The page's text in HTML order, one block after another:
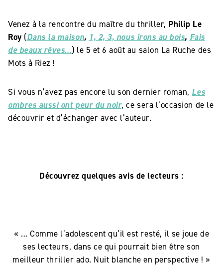
Venez à la rencontre du maître du thriller, Philip Le
Roy (Dans la maison, 1, 2, 3, nous irons au bois, Fais
de beaux rêves…) le 5 et 6 août au salon La Ruche des
Mots à Riez !
Si vous n’avez pas encore lu son dernier roman, Les
ombres aussi ont peur du noir, ce sera l’occasion de le
découvrir et d’échanger avec l’auteur.
Découvrez quelques avis de lecteurs :
« … Comme l’adolescent qu’il est resté, il se joue de
ses lecteurs, dans ce qui pourrait bien être son
meilleur thriller ado. Nuit blanche en perspective ! »